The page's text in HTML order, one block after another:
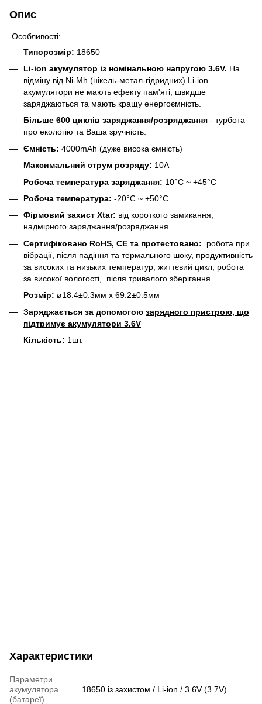
Опис
Особливості:
Типорозмір: 18650
Li-ion акумулятор із номінальною напругою 3.6V. На
відміну від Ni-Mh (нікель-метал-гідридних) Li-ion
акумулятори не мають ефекту пам'яті, швидше
заряджаються та мають кращу енергоємність.
Більше 600 циклів заряджання/розряджання - турбота
про екологію та Ваша зручність.
Ємність: 4000mAh (дуже висока ємність)
Максимальний струм розряду: 10А
Робоча температура заряджання: 10°C ~ +45°C
Робоча температура: -20°C ~ +50°C
Фірмовий захист Xtar: від короткого замикання,
надмірного заряджання/розряджання.
Сертифіковано RoHS, CE та протестовано:
робота при
вібрації, після падіння та термального шоку, продуктивність
за високих та низьких температур, життєвий цикл, робота
за високої вологості, після тривалого зберігання.
Розмір: ø18.4±0.3мм х 69.2±0.5мм
Заряджається за допомогою зарядного пристрою, що
підтримує акумулятори 3.6V
Кількість: 1шт.
Характеристики
Параметри
акумулятора
(батареї)
18650 із захистом / Li-ion / 3.6V (3.7V)